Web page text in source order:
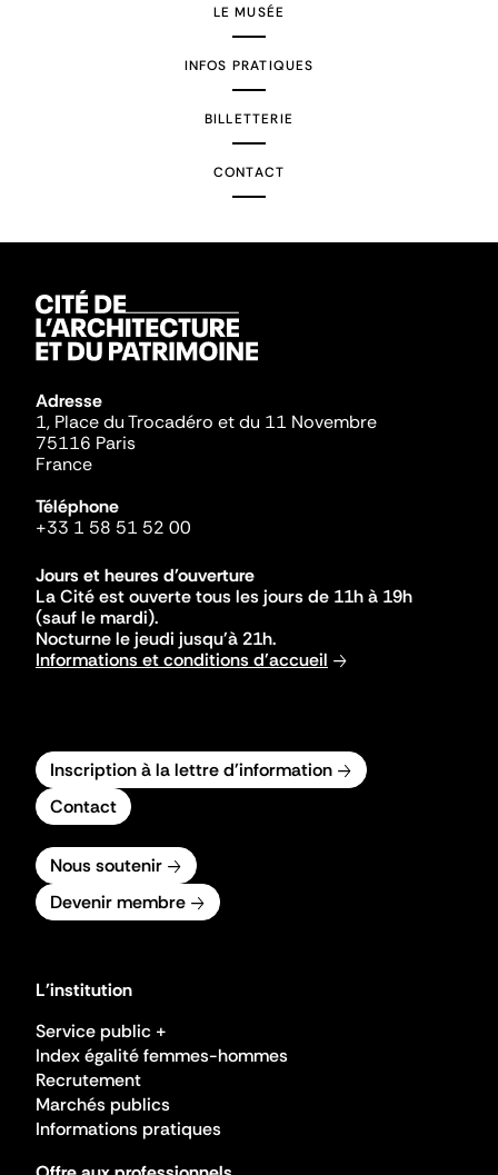
LE MUSÉE
INFOS PRATIQUES
BILLETTERIE
CONTACT
Adresse
1, Place du Trocadéro et du 11 Novembre
75116 Paris
France
Téléphone
+33 1 58 51 52 00
Jours et heures d'ouverture
La Cité est ouverte tous les jours de 11h à 19h
(sauf le mardi).
Nocturne le jeudi jusqu'à 21h.
Informations et conditions d'accueil
Inscription à la lettre d'information
Contact
Nous soutenir
Devenir membre
L'institution
Service public +
Index égalité femmes-hommes
Recrutement
Marchés publics
Informations pratiques